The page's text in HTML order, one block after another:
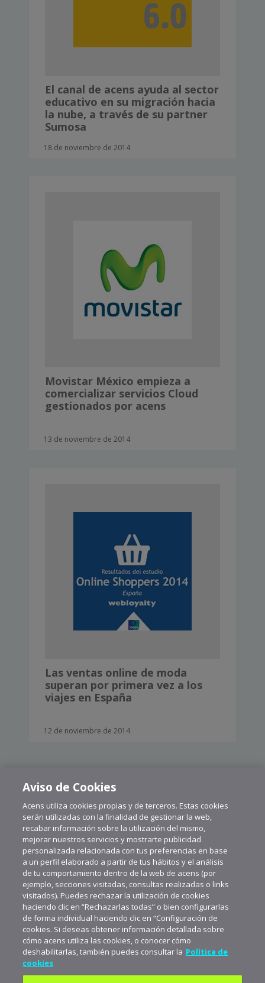
El canal de acens ayuda al sector
educativo en su migración hacia
la nube, a través de su partner
Sumosa
18 de noviembre de 2014
Movistar México empieza a
comercializar servicios Cloud
gestionados por acens
13 de noviembre de 2014
Las ventas online de moda
superan por primera vez a los
viajes en España
12 de noviembre de 2014
CARGAR MÁS
Aviso de Cookies
Acens utiliza cookies propias y de terceros. Estas cookies
serán utilizadas con la finalidad de gestionar la web,
recabar información sobre la utilización del mismo,
mejorar nuestros servicios y mostrarte publicidad
personalizada relacionada con tus preferencias en base
a un perfil elaborado a partir de tus hábitos y el análisis
de tu comportamiento dentro de la web de acens (por
ejemplo, secciones visitadas, consultas realizadas o links
visitados). Puedes rechazar la utilización de cookies
haciendo clic en “Rechazarlas todas” o bien configurarlas
de forma individual haciendo clic en “Configuración de
cookies. Si deseas obtener información detallada sobre
cómo acens utiliza las cookies, o conocer cómo
deshabilitarlas, también puedes consultar la Política de
cookies